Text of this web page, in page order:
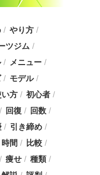
やり方
ツジム
メニュー
モデル
い方
初心者
回復
回数
引き締め
時間
比較
痩せ
種類